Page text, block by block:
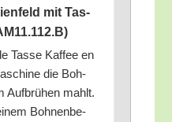
mit Tas­
Tas­se Kaf­fee en
die Boh­
Auf­brü­hen mahlt.
Boh­nen­be­